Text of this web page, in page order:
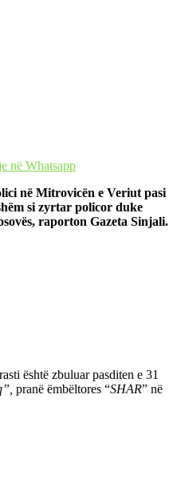
në Whatsapp
në Mitrovicën e Veriut pasi
si zyrtar policor duke
raporton Gazeta Sinjali.
është zbuluar pasditen e 31
pranë ëmbëltores “SHAR” në